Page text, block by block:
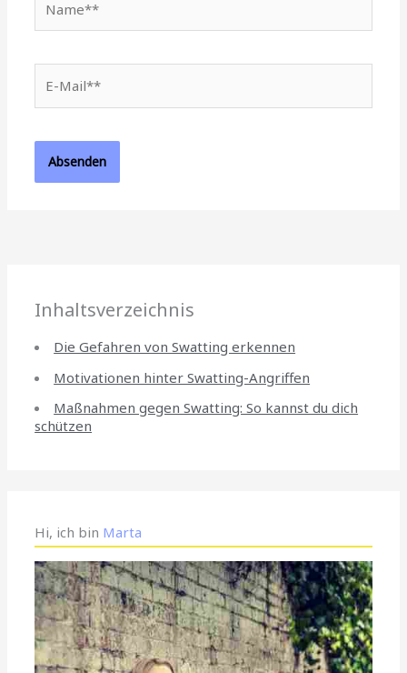
Mail**
Inhaltsverzeichnis
Die Gefahren von Swatting erkennen
Motivationen hinter Swatting-Angriffen
Maßnahmen gegen Swatting: So kannst du dich
schützen
Hi, ich bin Marta